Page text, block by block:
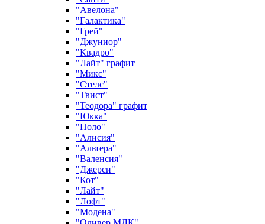
"Авелона"
"Галактика"
"Грей"
"Джуниор"
"Квадро"
"Лайт" графит
"Микс"
"Стелс"
"Твист"
"Теодора" графит
"Юкка"
"Поло"
"Алисия"
"Альтера"
"Валенсия"
"Джерси"
"Кот"
"Лайт"
"Лофт"
"Модена"